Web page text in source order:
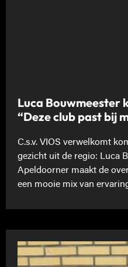
Luca Bouwmeester
“Deze club past bij
C.s.v. VIOS verwelkomt
gezicht uit de regio: Luca
Apeldoorner maakt de
een mooie mix van